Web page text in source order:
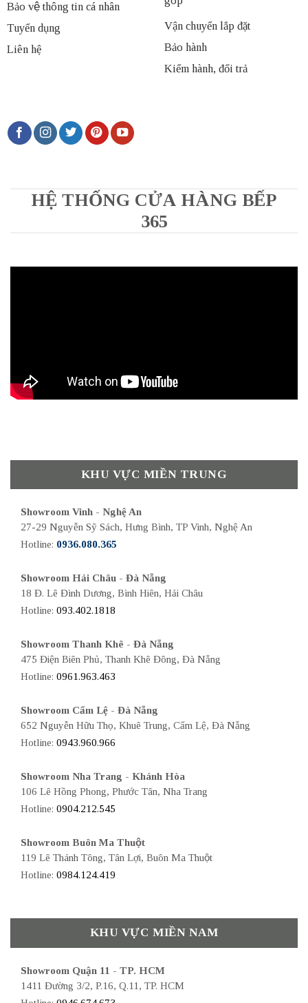
Bảo vệ thông tin cá nhân
Tuyển dụng
Liên hệ
Vận chuyển lắp đặt
Bảo hành
Kiểm hành, đổi trả
HỆ THỐNG CỬA HÀNG BẾP
365
KHU VỰC MIỀN TRUNG
Showroom Vinh - Nghệ An
27-29 Nguyễn Sỹ Sách, Hưng Bình, TP Vinh, Nghệ An
Hotline: 0936.080.365
Showroom Hải Châu - Đà Nẵng
18 Đ. Lê Đình Dương, Bình Hiên, Hải Châu
Hotline: 093.402.1818
Showroom Thanh Khê - Đà Nẵng
475 Điện Biên Phủ, Thanh Khê Đông, Đà Nẵng
Hotline: 0961.963.463
Showroom Cẩm Lệ - Đà Nẵng
652 Nguyễn Hữu Thọ, Khuê Trung, Cẩm Lệ, Đà Nẵng
Hotline: 0943.960.966
Showroom Nha Trang - Khánh Hòa
106 Lê Hồng Phong, Phước Tân, Nha Trang
Hotline: 0904.212.545
Showroom Buôn Ma Thuột
119 Lê Thánh Tông, Tân Lợi, Buôn Ma Thuột
Hotline: 0984.124.419
KHU VỰC MIỀN NAM
Showroom Quận 11 - TP. HCM
1411 Đường 3/2, P.16, Q.11, TP. HCM